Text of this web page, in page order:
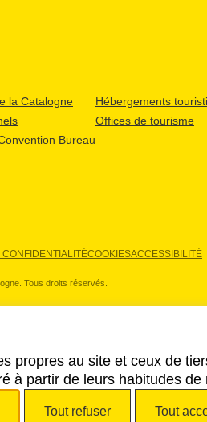
la Catalogne
Bureau
Hébergements
Offices de tourisme
CONFIDENTIALITÉCOOKIESACCESSIBILITÉ
Tous droits réservés.
propres au site et ceux de
à partir de leurs habitudes
Tout refuser Tout